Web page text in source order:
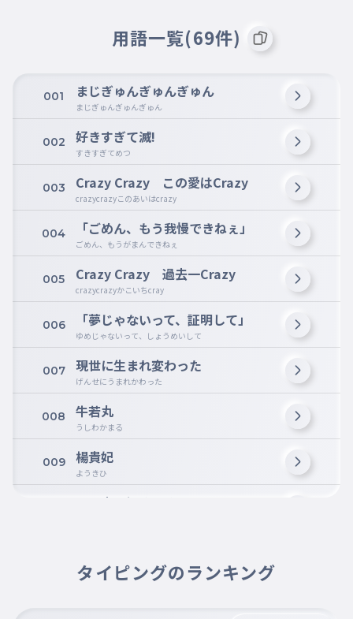
用語一覧(69件)
001 まじぎゅんぎゅんぎゅん
まじぎゅんぎゅんぎゅん
002 好きすぎて滅!
すきすぎてめつ
003 Crazy Crazy この愛はCrazy
crazycrazyこのあいはcrazy
004 「ごめん、もう我慢できねぇ」
ごめん、もうがまんできねぇ
005 Crazy Crazy 過去一Crazy
crazycrazyかこいちcray
006 「夢じゃないって、証明して」
ゆめじゃないって、しょうめいして
007 現世に生まれ変わった
げんせにうまれかわった
008 牛若丸
うしわかまる
009 楊貴妃
ようきひ
頭ん中 埋め尽くす
そのえがおがかいまをじゃっくする
タイピングのランキング